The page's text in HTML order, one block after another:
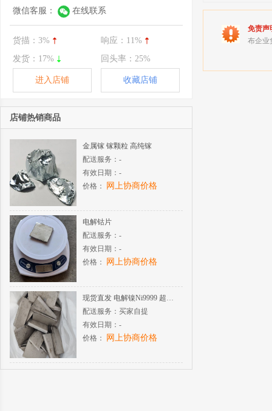
微信客服：
在线联系
货描： 3% 响应： 11%
发货： 17% 回头率： 25%
进入店铺 收藏店铺
店铺热销商品
金属镓 镓颗粒 高纯镓
配送服务： -
有效日期： -
价格：
网上协商价格
电解钴片
配送服务： -
有效日期： -
价格：
网上协商价格
现货直发 电解镍Ni9999 超高纯度 酸溶氢化性能稳定
配送服务： 买家自提
有效日期： -
价格：
网上协商价格
免责声
布企业